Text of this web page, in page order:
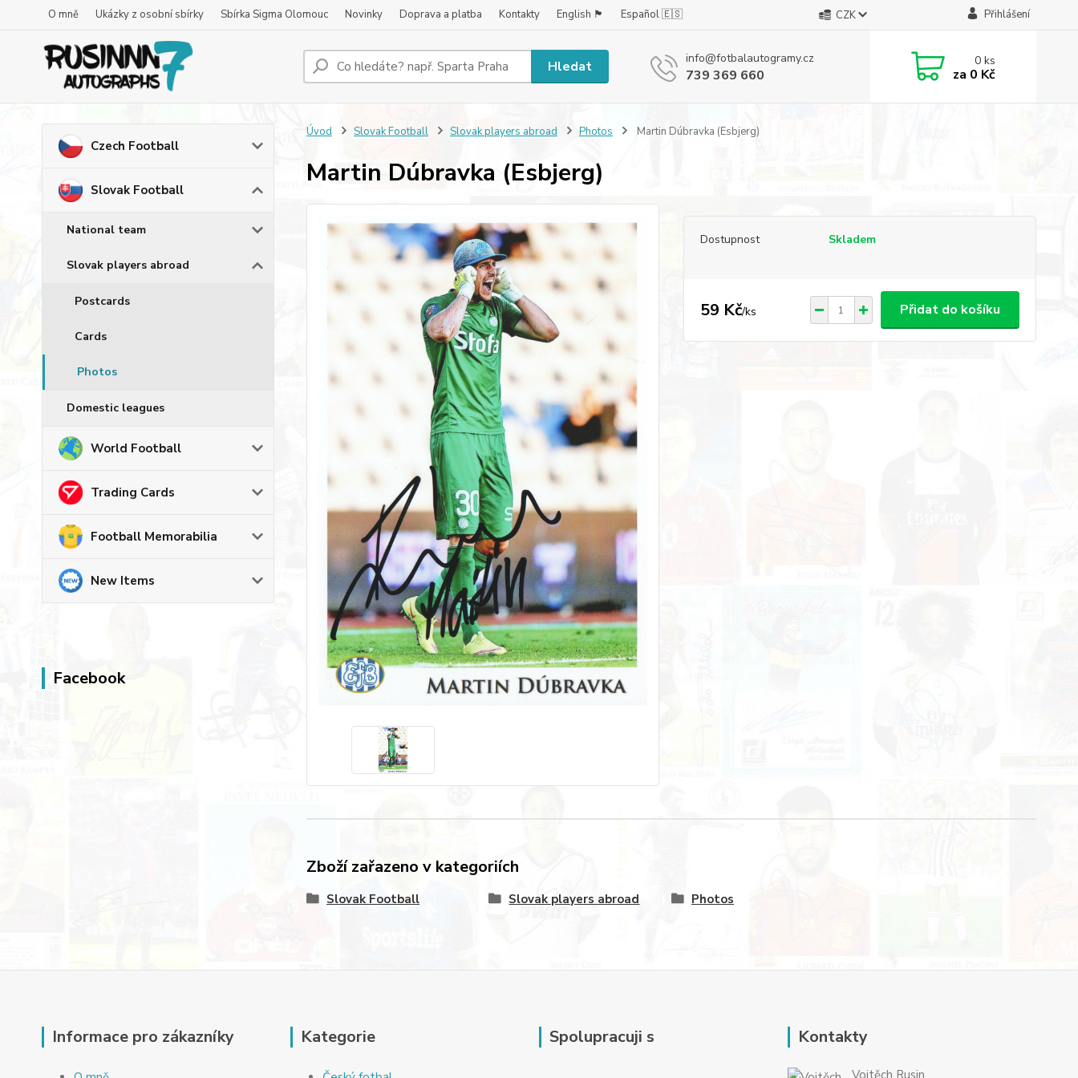
O mně Ukázky z osobní sbírky Sbírka Sigma Olomouc Novinky Doprava a platba Kontakty English 🏴󠁧󠁢󠁥󠁮󠁧󠁿 Español 🇪🇸 CZK Přihlášení
Hledat info@fotbalautogramy.cz
739 369 660
0ks
za 0 Kč
Czech Football
Slovak Football
National team
Slovak players abroad
Postcards
Cards
Photos
Domestic leagues
World Football
Trading Cards
Football Memorabilia
New Items
Facebook
Úvod Slovak Football Slovak players abroad Photos Martin Dúbravka (Esbjerg)
Martin Dúbravka (Esbjerg)
Dostupnost Skladem
59 Kč/ks Přidat do košíku
Zboží zařazeno v kategoriích
Slovak Football Slovak players abroad Photos
Informace pro zákazníky Kategorie Spolupracuji s Kontakty
Vojtěch Rusin